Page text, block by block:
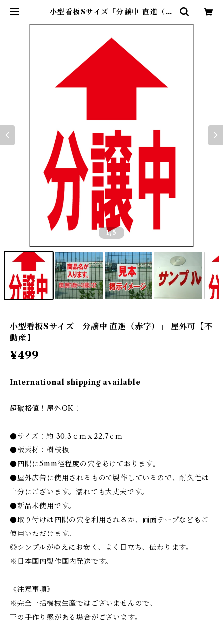
小型看板Sサイズ「分譲中 直進（赤
販売のシルキー・サイン
1/5
小型看板Sサイズ「分譲中 直進（赤字）」 屋外可【不
動産】
¥499
International shipping available
超破格値！屋外OK！
●サイズ：約 30.3ｃｍｘ22.7ｃｍ
●板素材：樹枝板
●四隅に5mm径程度の穴をあけております。
●屋外広告に使用されるもので製作しているので、耐久性は
十分にございます。濡れても大丈夫です。
●新品未使用です。
●取り付けは四隅の穴を利用されるか、両面テープなどもご
使用いただけます。
◎シンプルがゆえにお安く、よく目立ち、伝わります。
※日本国内製作国内発送です。
《注意事項》
※完全一括機械生産ではございませんので、
干の手作り感がある場合がございます。